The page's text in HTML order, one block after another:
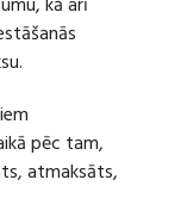
pēc tam,
atmaksāts,